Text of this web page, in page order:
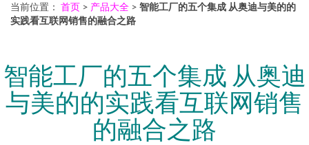
当前位置： 首页 > 产品大全 > 智能工厂的五个集成 从奥迪与美的的
实践看互联网销售的融合之路
智能工厂的五个集成 从奥迪
与美的的实践看互联网销售
的融合之路